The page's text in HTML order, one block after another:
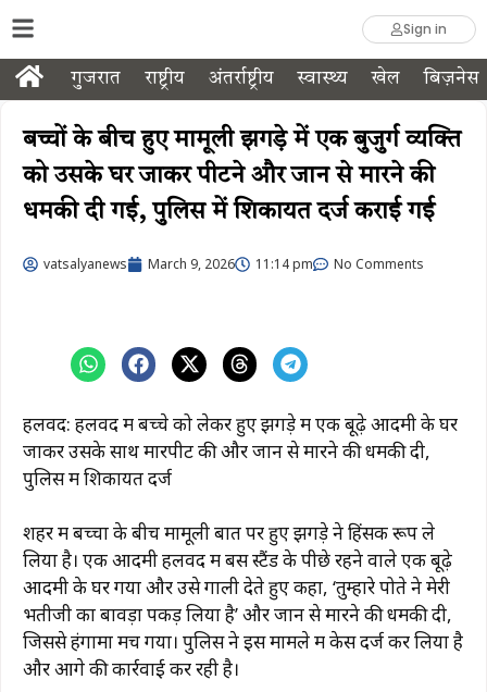
Sign in
गुजरात राष्ट्रीय अंतर्राष्ट्रीय स्वास्थ्य खेल बिज़नेस
बच्चों के बीच हुए मामूली झगड़े में एक बुजुर्ग व्यक्ति
को उसके घर जाकर पीटने और जान से मारने की
धमकी दी गई, पुलिस में शिकायत दर्ज कराई गई
vatsalyanews March 9, 2026 11:14 pm No Comments
हलवद: हलवद में बच्चे को लेकर हुए झगड़े में एक बूढ़े आदमी के घर
जाकर उसके साथ मारपीट की और जान से मारने की धमकी दी,
पुलिस में शिकायत दर्ज
शहर में बच्चों के बीच मामूली बात पर हुए झगड़े ने हिंसक रूप ले
लिया है। एक आदमी हलवद में बस स्टैंड के पीछे रहने वाले एक बूढ़े
आदमी के घर गया और उसे गाली देते हुए कहा, ‘तुम्हारे पोते ने मेरी
भतीजी का बावड़ा पकड़ लिया है’ और जान से मारने की धमकी दी,
जिससे हंगामा मच गया। पुलिस ने इस मामले में केस दर्ज कर लिया है
और आगे की कार्रवाई कर रही है।